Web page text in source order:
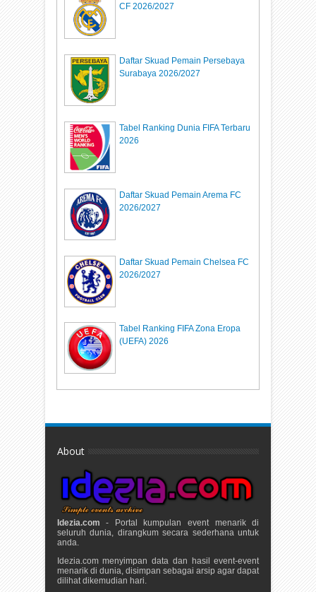
CF 2026/2027
Daftar Skuad Pemain Persebaya
Surabaya 2026/2027
Tabel Ranking Dunia FIFA Terbaru
2026
Daftar Skuad Pemain Arema FC
2026/2027
Daftar Skuad Pemain Chelsea FC
2026/2027
Tabel Ranking FIFA Zona Eropa
(UEFA) 2026
About
Idezia.com - Portal kumpulan event menarik di
seluruh dunia, dirangkum secara sederhana untuk
anda.
Idezia.com menyimpan data dan hasil event-event
menarik di dunia, disimpan sebagai arsip agar dapat
dilihat dikemudian hari.